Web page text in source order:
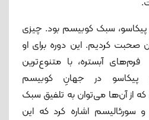
پیکاسو، سبک کوبیسم بود. چیزی
کردیم. این دوره برای او
آبستره، با متنوع‌ترین
پیکاسو در جهانِ کوبیسم
از آن‌ها می‌توان به تلفیق سبک
سورئالیسم اشاره کرد که این